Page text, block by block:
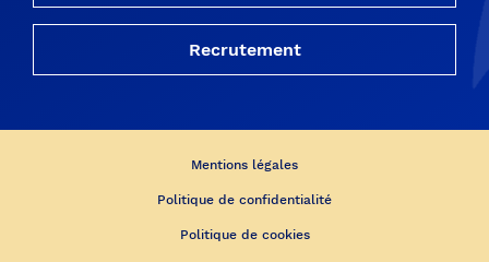
Recrutement
Mentions légales
Politique de confidentialité
Politique de cookies